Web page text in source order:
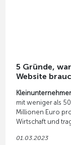
5 Gründe,
Website
mit weniger als
Millionen Euro
Wirtschaft und
01.03.2023